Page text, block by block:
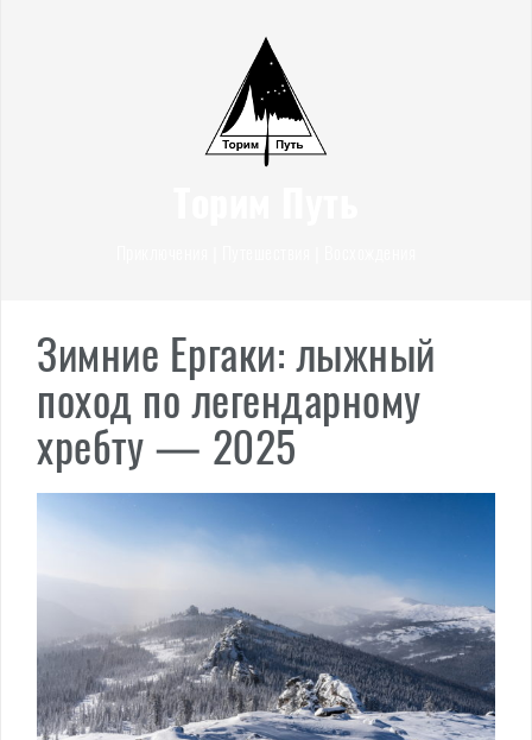
Зимние Ергаки: лыжный
поход по легендарному
хребту — 2025